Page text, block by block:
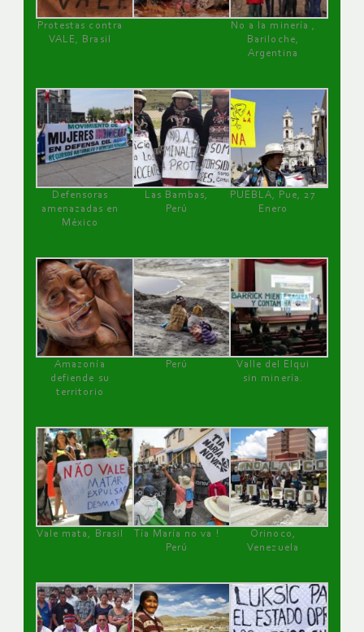
Protestas contra
VALE, Brasil
No a la minería ,
Bariloche,
Argentina
Defensoras
amenazadas en
México
Las Bambas,
Perú
PUEBLA, Pue, 27
Enero
Amazonía
defiende su
territorio
Perú
Valle del Elqui
sin minería.
Vale mata, Brasil
Tía María no va !
Perú
Orinoco,
Venezuela